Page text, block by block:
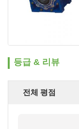
등급 & 리뷰
전체 평점